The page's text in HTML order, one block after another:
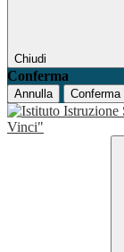
Chiudi
Conferma
Annulla Conferma